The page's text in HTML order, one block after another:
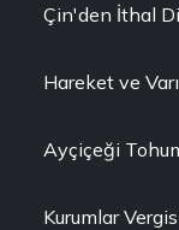
Çin'den İthal
Hareket ve
Ayçiçeği
Kurumlar